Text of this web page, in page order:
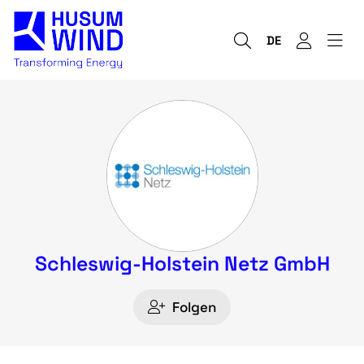
DE
Schleswig-Holstein Netz GmbH
Folgen